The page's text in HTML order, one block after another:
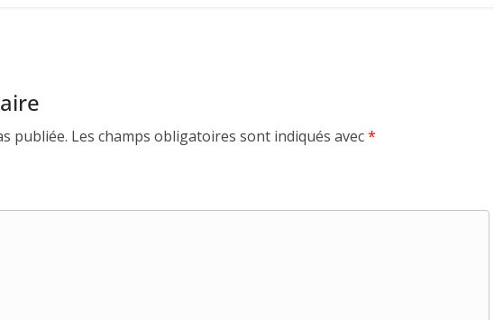
publiée. Les champs obligatoires sont indiqués avec*